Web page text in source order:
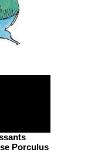
Porculus